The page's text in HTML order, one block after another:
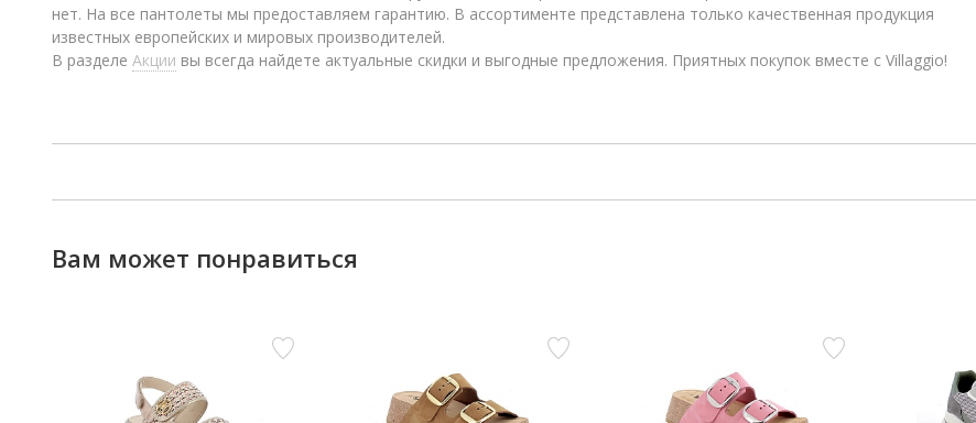
нет. На все пантолеты мы предоставляем гарантию. В ассортименте представлена только качественная продукция
известных европейских и мировых производителей.
В разделе Акции вы всегда найдете актуальные скидки и выгодные предложения. Приятных покупок вместе с Villaggio!
Вам может понравиться